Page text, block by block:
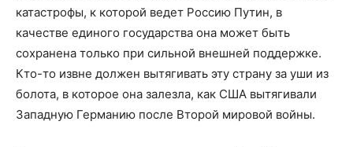
катастрофы, к которой ведет Россию Путин, в
качестве единого государства она может быть
сохранена только при сильной внешней поддержке.
Кто-то извне должен вытягивать эту страну за уши из
болота, в которое она залезла, как США вытягивали
Западную Германию после Второй мировой войны.